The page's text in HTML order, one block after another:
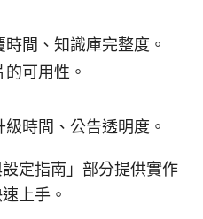
間、知識庫完整度。
可用性。
時間、公告透明度。
定指南」部分提供實作
上手。